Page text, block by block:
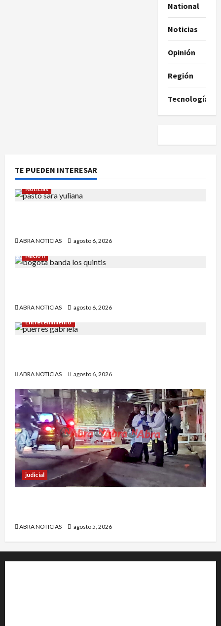
National
Noticias
Opinión
Región
Tecnología
TE PUEDEN INTERESAR
Noticias
ABRA NOTICIAS
agosto 6, 2026
Nación
ABRA NOTICIAS
agosto 6, 2026
Entretenimiento
ABRA NOTICIAS agosto 6, 2026
judicial
ABRA NOTICIAS agosto 5, 2026